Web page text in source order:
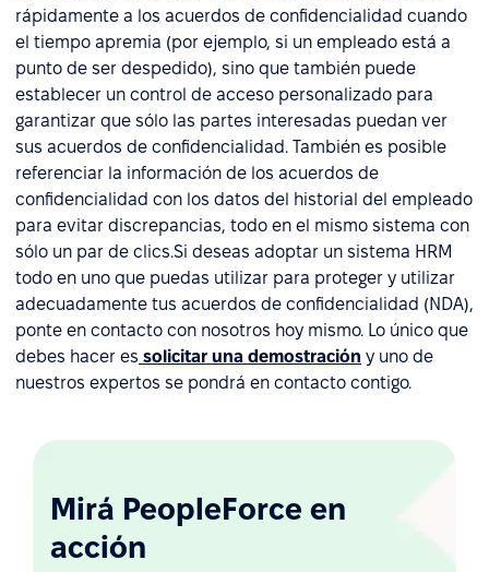
rápidamente a los acuerdos de confidencialidad cuando
el tiempo apremia (por ejemplo, si un empleado está a
punto de ser despedido), sino que también puede
establecer un control de acceso personalizado para
garantizar que sólo las partes interesadas puedan ver
sus acuerdos de confidencialidad. También es posible
referenciar la información de los acuerdos de
confidencialidad con los datos del historial del empleado
para evitar discrepancias, todo en el mismo sistema con
sólo un par de clics.Si deseas adoptar un sistema HRM
todo en uno que puedas utilizar para proteger y utilizar
adecuadamente tus acuerdos de confidencialidad (NDA),
ponte en contacto con nosotros hoy mismo. Lo único que
debes hacer es solicitar una demostración y uno de
nuestros expertos se pondrá en contacto contigo.
Mirá PeopleForce en
acción